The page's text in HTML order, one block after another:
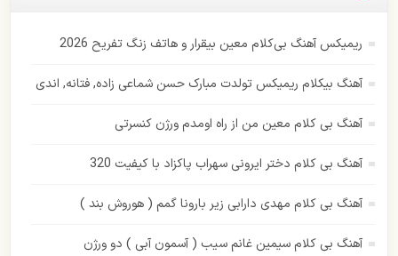
رامین بی باک
رضا بهرام
رضا صادقی
رضا یزدانی
ریمیکس آهنگ بی‌کلام معین بیقرار و هاتف زنگ تفریح 2026
آهنگ بیکلام ریمیکس تولدت مبارک حسن شماعی زاده, فتانه, اندی
آهنگ بی کلام معین من از راه اومدم ورژن کنسرتی
آهنگ بی کلام دختر ایرونی سهراب پاکزاد با کیفیت 320
آهنگ بی کلام مهدی دارابی زیر بارونا گمم ( هوروش بند )
آهنگ بی کلام سیمین غانم سیب ( آسمون آبی ) دو ورژن